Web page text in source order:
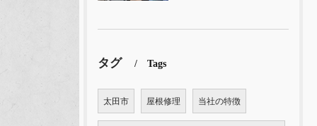
タグ Tags
太田市 屋根修理 当社の特徴